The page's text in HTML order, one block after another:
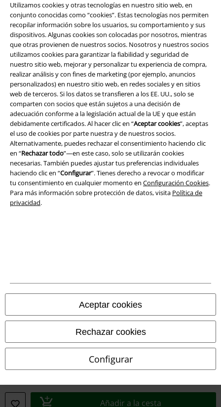
Utilizamos cookies y otras tecnologías en nuestro sitio web, en
conjunto conocidas como “cookies”. Estas tecnologías nos permiten
recopilar información sobre los usuarios, su comportamiento y sus
dispositivos. Algunas cookies son colocadas por nosotros, mientras
que otras provienen de nuestros socios. Nosotros y nuestros socios
utilizamos cookies para garantizar la fiabilidad y seguridad de
nuestro sitio web, mejorar y personalizar tu experiencia de compra,
realizar análisis y con fines de marketing (por ejemplo, anuncios
personalizados) en nuestro sitio web, en redes sociales y en sitios
web de terceros. Si los datos se transfieren a los EE. UU., solo se
comparten con socios que están sujetos a una decisión de
adecuación conforme a la legislación actual de la UE y que están
debidamente certificados. Al hacer clic en “Aceptar cookies”, aceptas
el uso de cookies por parte nuestra y de nuestros socios.
Alternativamente, puedes rechazar el consentimiento haciendo clic
en “Rechazar todo”—en este caso, solo se utilizarán cookies
necesarias. También puedes ajustar tus preferencias individuales
haciendo clic en “Configurar”. Tienes derecho a revocar o modificar
tu consentimiento en cualquier momento en Configuración Cookies.
Para más información sobre protección de datos, visita Política de
privacidad.
Aceptar cookies
Rechazar cookies
Configurar
Añadir a la cesta
Legal
Términos y Condiciones
Aviso Legal
Ley protección de datos
Eliminación de residuos y protección del medioambiente
Declaración de Conformidad
© 1986-2026 E.M.P. Merchandising HGmbH
Tiendas EMP online
EMP France